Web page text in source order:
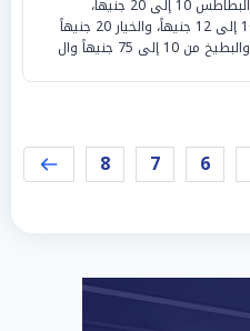
والبلدي 30 جنيهاً والبطاطس 10 إلى 20 جنيهاً،
والباذنجان الرومي 10 إلى 12 جنيهاً، والخيار 20 جنيهاً
6
7
8